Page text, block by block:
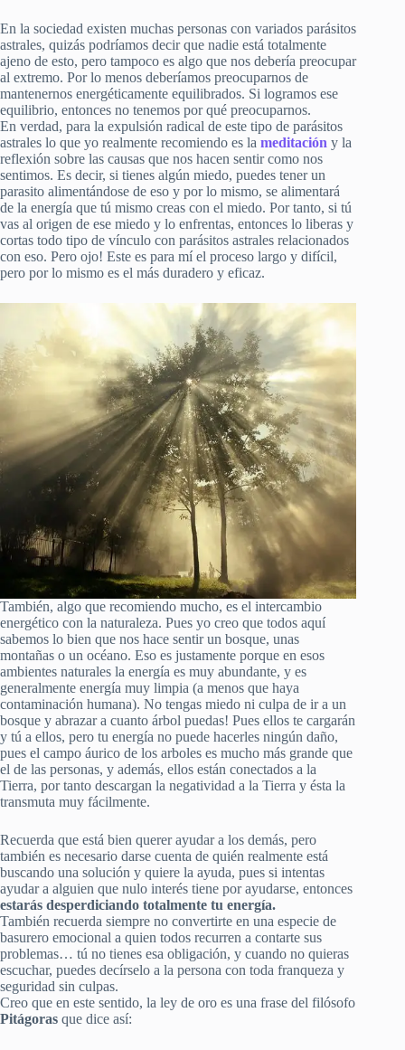
En la sociedad existen muchas personas con variados parásitos
astrales, quizás podríamos decir que nadie está totalmente
ajeno de esto, pero tampoco es algo que nos debería preocupar
al extremo. Por lo menos deberíamos preocuparnos de
mantenernos energéticamente equilibrados. Si logramos ese
equilibrio, entonces no tenemos por qué preocuparnos.
En verdad, para la expulsión radical de este tipo de parásitos
astrales lo que yo realmente recomiendo es la meditación y la
reflexión sobre las causas que nos hacen sentir como nos
sentimos. Es decir, si tienes algún miedo, puedes tener un
parasito alimentándose de eso y por lo mismo, se alimentará
de la energía que tú mismo creas con el miedo. Por tanto, si tú
vas al origen de ese miedo y lo enfrentas, entonces lo liberas y
cortas todo tipo de vínculo con parásitos astrales relacionados
con eso. Pero ojo! Este es para mí el proceso largo y difícil,
pero por lo mismo es el más duradero y eficaz.
También, algo que recomiendo mucho, es el intercambio
energético con la naturaleza. Pues yo creo que todos aquí
sabemos lo bien que nos hace sentir un bosque, unas
montañas o un océano. Eso es justamente porque en esos
ambientes naturales la energía es muy abundante, y es
generalmente energía muy limpia (a menos que haya
contaminación humana). No tengas miedo ni culpa de ir a un
bosque y abrazar a cuanto árbol puedas! Pues ellos te cargarán
y tú a ellos, pero tu energía no puede hacerles ningún daño,
pues el campo áurico de los arboles es mucho más grande que
el de las personas, y además, ellos están conectados a la
Tierra, por tanto descargan la negatividad a la Tierra y ésta la
transmuta muy fácilmente.
Recuerda que está bien querer ayudar a los demás, pero
también es necesario darse cuenta de quién realmente está
buscando una solución y quiere la ayuda, pues si intentas
ayudar a alguien que nulo interés tiene por ayudarse, entonces
estarás desperdiciando totalmente tu energía.
También recuerda siempre no convertirte en una especie de
basurero emocional a quien todos recurren a contarte sus
problemas… tú no tienes esa obligación, y cuando no quieras
escuchar, puedes decírselo a la persona con toda franqueza y
seguridad sin culpas.
Creo que en este sentido, la ley de oro es una frase del filósofo
Pitágoras que dice así: